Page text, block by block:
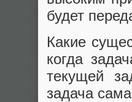
будет
Какие
когда
текущей
задача